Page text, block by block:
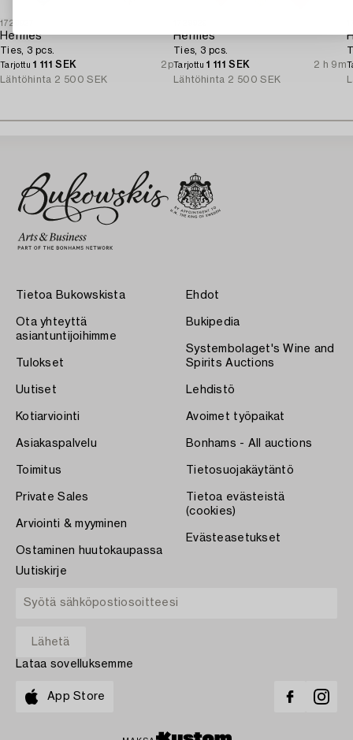
1729927
Hermès
Ties, 3 pcs.
Tarjottu1 111 SEK
2p
Lähtöhinta 2 500 SEK
Hermès
Ties, 3 pcs.
Tarjottu1 111 SEK
2 h 9m
Lähtöhinta 2 500 SEK
Tietoa Bukowskista
Ota yhteyttä
asiantuntijoihimme
Tulokset
Uutiset
Kotiarviointi
Asiakaspalvelu
Toimitus
Private Sales
Arviointi & myyminen
Ostaminen huutokaupassa
Ehdot
Bukipedia
Systembolaget's Wine and
Spirits Auctions
Lehdistö
Avoimet työpaikat
Bonhams - All auctions
Tietosuojakäytäntö
Tietoa evästeistä
(cookies)
Evästeasetukset
Uutiskirje
Lataa sovelluksemme
App Store